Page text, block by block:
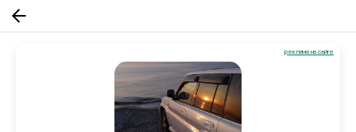
реклама на сайте